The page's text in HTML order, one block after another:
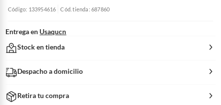
Código: 133954616 Cód. tienda: 687860
Entrega en Usaqucn
Stock en tienda
Despacho a domicilio
Retira tu compra